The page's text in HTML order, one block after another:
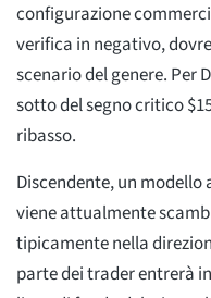
configurazione
verifica in negativo,
scenario del genere. Per
sotto del segno critico
ribasso.
Discendente, un
viene attualmente
tipicamente nella
parte dei trader entrerà